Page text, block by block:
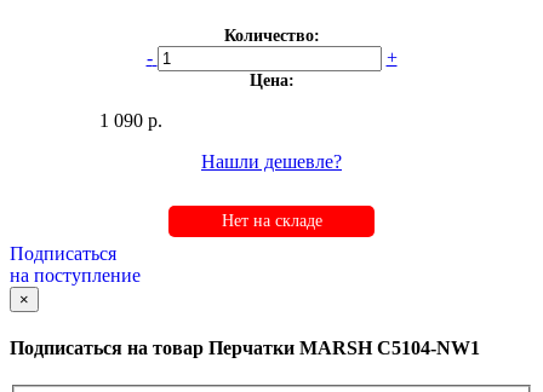
Количество:
- +
Цена:
1 090 р.
Нашли дешевле?
Нет на складе
Подписаться
на поступление
×
Подписаться на товар Перчатки MARSH C5104-NW1